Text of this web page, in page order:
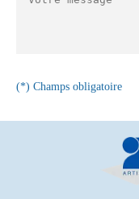
(*) Champs obligatoire